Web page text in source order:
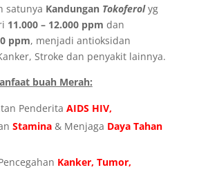
satunya Kandungan Tokoferolyg
11.000 – 12.000 ppm dan
ppm, menjadi antioksidan
Stroke dan penyakit lainnya.
buah Merah:
Penderita AIDS HIV,
Stamina & Menjaga Daya Tahan
Kanker, Tumor,